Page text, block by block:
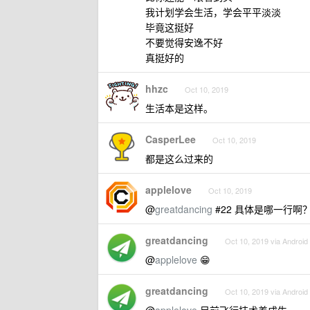
我计划学会生活，学会平平淡淡
毕竟这挺好
不要觉得安逸不好
真挺好的
hhzc Oct 10, 2019
生活本是这样。
CasperLee Oct 10, 2019
都是这么过来的
applelove Oct 10, 2019
@greatdancing #22 具体是哪一行啊？
greatdancing Oct 10, 2019 via Android
@applelove 😁
greatdancing Oct 10, 2019 via Android